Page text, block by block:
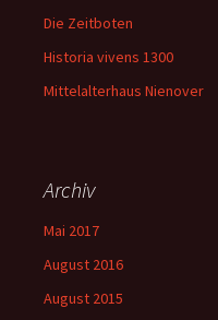
Die Zeitboten
Historia vivens 1300
Mittelalterhaus Nienover
Archiv
Mai 2017
August 2016
August 2015